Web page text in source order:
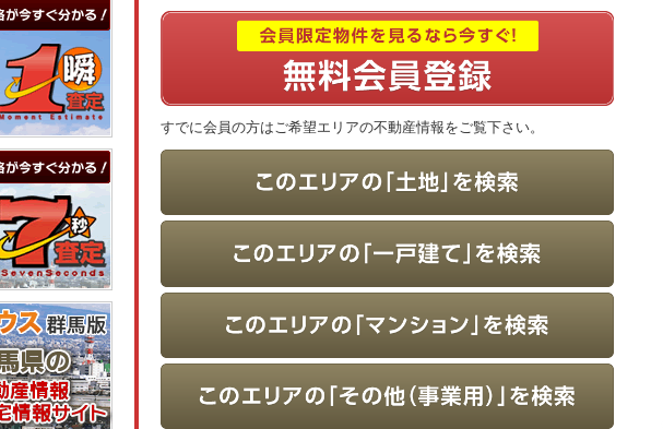
すでに会員の方はご希望エリアの不動産情報をご覧下さい。